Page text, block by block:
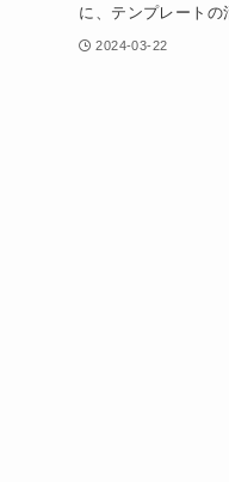
に、テンプレートの
2024-03-22